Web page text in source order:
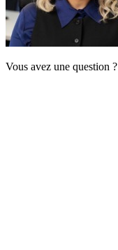
Vous avez une question ?